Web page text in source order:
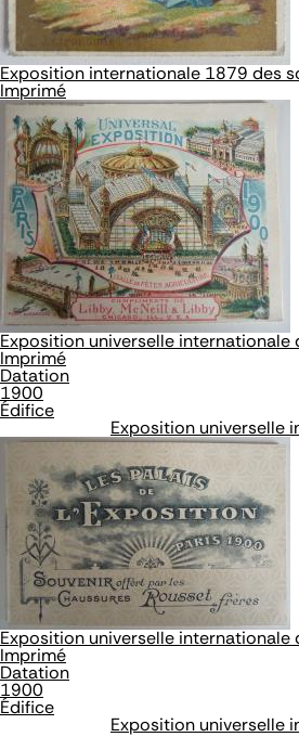
Exposition internationale 1879 des
Imprimé
Exposition universelle
Imprimé
Datation
1900
Édifice
Exposition universelle
Exposition universelle
Imprimé
Datation
1900
Édifice
Exposition universelle